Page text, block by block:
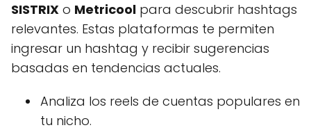
SISTRIX o Metricool para descubrir hashtags
relevantes. Estas plataformas te permiten
ingresar un hashtag y recibir sugerencias
basadas en tendencias actuales.
Analiza los reels de cuentas populares en
tu nicho.